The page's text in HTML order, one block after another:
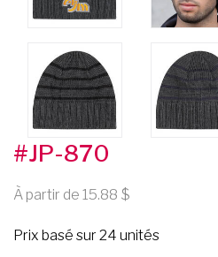
#JP-870
À partir de 15.88
Prix basé sur 24 unités